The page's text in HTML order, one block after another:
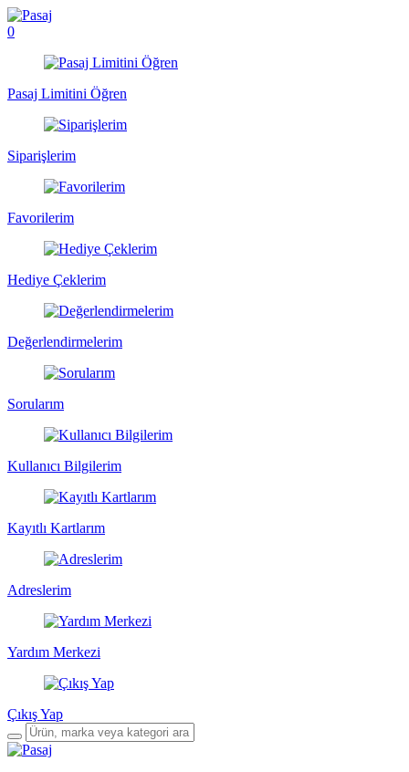
0
Pasaj Limitini Öğren
Siparişlerim
Favorilerim
Hediye Çeklerim
Değerlendirmelerim
Sorularım
Kullanıcı Bilgilerim
Kayıtlı Kartlarım
Adreslerim
Yardım Merkezi
Çıkış Yap